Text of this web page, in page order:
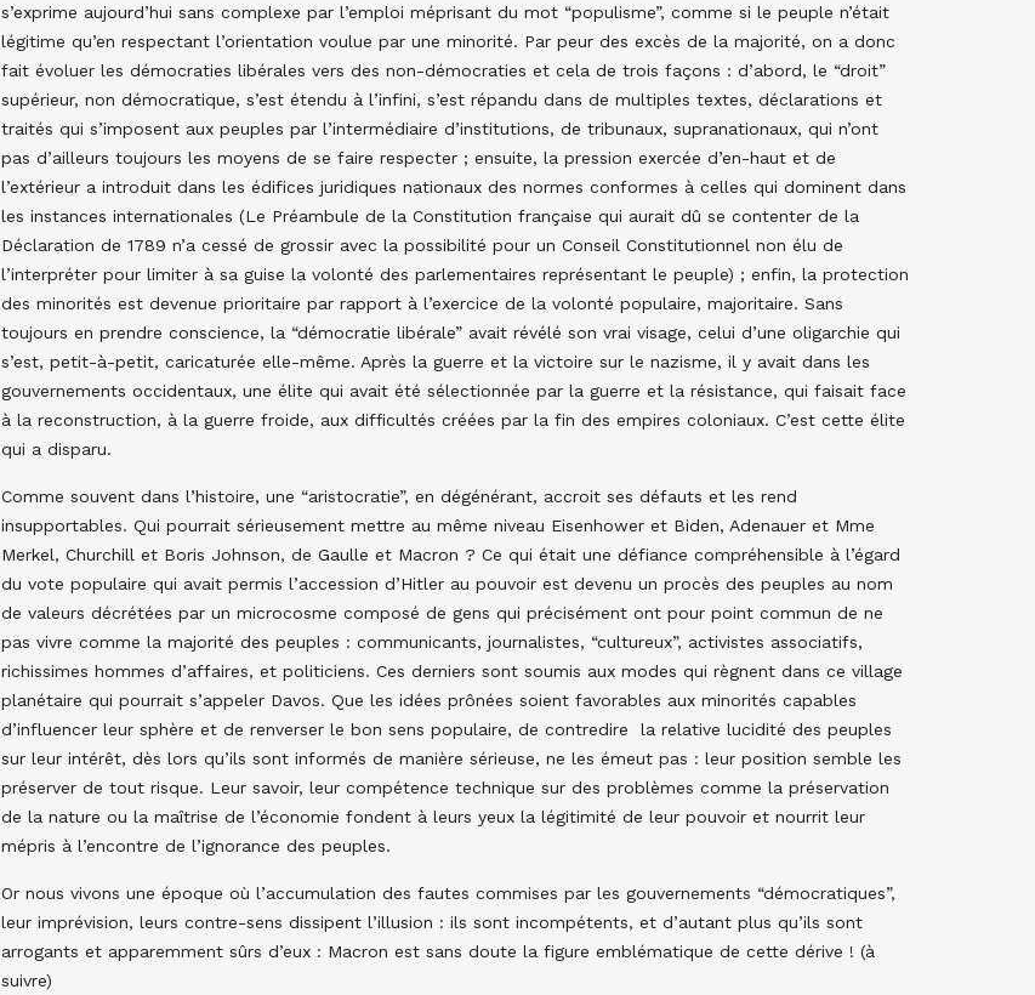
s’exprime aujourd’hui sans complexe par l’emploi méprisant du mot “populisme”, comme si le peuple n’était
légitime qu’en respectant l’orientation voulue par une minorité. Par peur des excès de la majorité, on a donc
fait évoluer les démocraties libérales vers des non-démocraties et cela de trois façons : d’abord, le “droit”
supérieur, non démocratique, s’est étendu à l’infini, s’est répandu dans de multiples textes, déclarations et
traités qui s’imposent aux peuples par l’intermédiaire d’institutions, de tribunaux, supranationaux, qui n’ont
pas d’ailleurs toujours les moyens de se faire respecter ; ensuite, la pression exercée d’en-haut et de
l’extérieur a introduit dans les édifices juridiques nationaux des normes conformes à celles qui dominent dans
les instances internationales (Le Préambule de la Constitution française qui aurait dû se contenter de la
Déclaration de 1789 n’a cessé de grossir avec la possibilité pour un Conseil Constitutionnel non élu de
l’interpréter pour limiter à sa guise la volonté des parlementaires représentant le peuple) ; enfin, la protection
des minorités est devenue prioritaire par rapport à l’exercice de la volonté populaire, majoritaire. Sans
toujours en prendre conscience, la “démocratie libérale” avait révélé son vrai visage, celui d’une oligarchie qui
s’est, petit-à-petit, caricaturée elle-même. Après la guerre et la victoire sur le nazisme, il y avait dans les
gouvernements occidentaux, une élite qui avait été sélectionnée par la guerre et la résistance, qui faisait face
à la reconstruction, à la guerre froide, aux difficultés créées par la fin des empires coloniaux. C’est cette élite
qui a disparu.
Comme souvent dans l’histoire, une “aristocratie”, en dégénérant, accroit ses défauts et les rend
insupportables. Qui pourrait sérieusement mettre au même niveau Eisenhower et Biden, Adenauer et Mme
Merkel, Churchill et Boris Johnson, de Gaulle et Macron ? Ce qui était une défiance compréhensible à l’égard
du vote populaire qui avait permis l’accession d’Hitler au pouvoir est devenu un procès des peuples au nom
de valeurs décrétées par un microcosme composé de gens qui précisément ont pour point commun de ne
pas vivre comme la majorité des peuples : communicants, journalistes, “cultureux”, activistes associatifs,
richissimes hommes d’affaires, et politiciens. Ces derniers sont soumis aux modes qui règnent dans ce village
planétaire qui pourrait s’appeler Davos. Que les idées prônées soient favorables aux minorités capables
d’influencer leur sphère et de renverser le bon sens populaire, de contredire la relative lucidité des peuples
sur leur intérêt, dès lors qu’ils sont informés de manière sérieuse, ne les émeut pas : leur position semble les
préserver de tout risque. Leur savoir, leur compétence technique sur des problèmes comme la préservation
de la nature ou la maîtrise de l’économie fondent à leurs yeux la légitimité de leur pouvoir et nourrit leur
mépris à l’encontre de l’ignorance des peuples.
Or nous vivons une époque où l’accumulation des fautes commises par les gouvernements “démocratiques”,
leur imprévision, leurs contre-sens dissipent l’illusion : ils sont incompétents, et d’autant plus qu’ils sont
arrogants et apparemment sûrs d’eux : Macron est sans doute la figure emblématique de cette dérive ! (à
suivre)